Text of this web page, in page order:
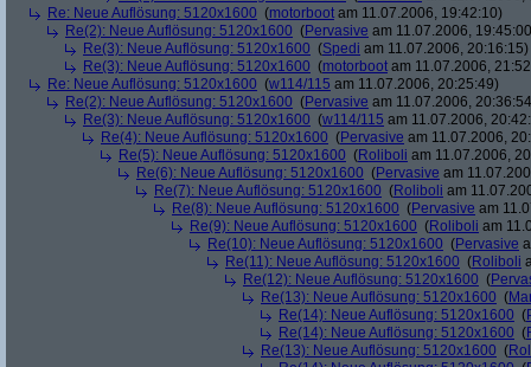
Re: Neue Auflösung: 5120x1600 (motorboot am 11.07.2006, 19:42:10)
Re(2): Neue Auflösung: 5120x1600 (Pervasive am 11.07.2006,
Re(3): Neue Auflösung: 5120x1600 (Spedi am 11.07.2006, 20:16:15)
Re(3): Neue Auflösung: 5120x1600 (motorboot am 11.07.2006,
Re: Neue Auflösung: 5120x1600 (w114/115 am 11.07.2006, 20:25:49)
Re(2): Neue Auflösung: 5120x1600 (Pervasive am 11.07.2006,
Re(3): Neue Auflösung: 5120x1600 (w114/115 am 11.07.2006,
Re(4): Neue Auflösung: 5120x1600 (Pervasive am 11.07.2006,
Re(5): Neue Auflösung: 5120x1600 (Roliboli am 11.07.2006,
Re(6): Neue Auflösung: 5120x1600 (Pervasive am
Re(7): Neue Auflösung: 5120x1600 (Roliboli am
Re(8): Neue Auflösung: 5120x1600 (Pervasive am
Re(9): Neue Auflösung: 5120x1600 (Roliboli am
Re(10): Neue Auflösung: 5120x1600 (Pervasive
Re(11): Neue Auflösung: 5120x1600 (Roliboli
Re(12): Neue Auflösung: 5120x1600 (
Re(13): Neue Auflösung: 5120x1600 (
Re(14): Neue Auflösung: 5120x1600 (
Re(14): Neue Auflösung: 5120x1600 (
Re(13): Neue Auflösung: 5120x1600 (